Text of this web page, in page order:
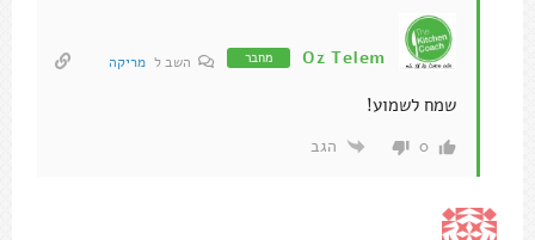
Oz Telem מחבר השב ל מריקה
שמח לשמוע!
0 הגב